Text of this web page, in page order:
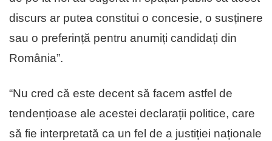
discurs ar putea constitui o concesie, o susținere
sau o preferință pentru anumiți candidați din
România”.
“Nu cred că este decent să facem astfel de
tendențioase ale acestei declarații politice, care
să fie interpretată ca un fel de a justiției naționale